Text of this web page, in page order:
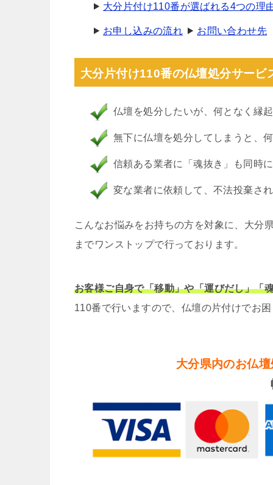
大分片付け110番が選ばれる4つの理
お申し込みの流れ お問い合わせ先
大分片付け110番の仏壇処分サービ
仏壇を処分したいが、何となく縁
無下に仏壇を処分してしまうと、
信頼ある業者に「魂抜き」も同時
変な業者に依頼して、不法投棄さ
こんなお悩みをお持ちの方を対象に、大分
までワンストップで行っております。
お客様ご自身で「移動」や「運びだし」「
110番で行いますので、仏壇の片付けでお
大分県内のお仏